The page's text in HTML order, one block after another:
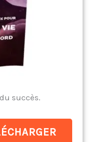
succès.